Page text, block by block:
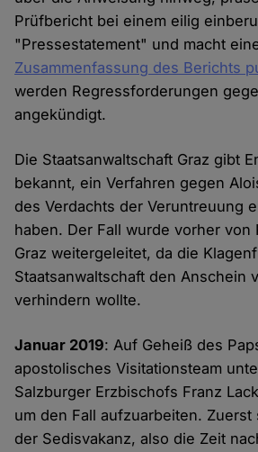
Prüfbericht bei einem eilig
"Pressestatement" und macht
Zusammenfassung des Berichts
werden Regressforderungen
angekündigt.
Die Staatsanwaltschaft Graz gibt
bekannt, ein Verfahren gegen
des Verdachts der Veruntreuung
haben. Der Fall wurde vorher von
Graz weitergeleitet, da die
Staatsanwaltschaft den Anschein
verhindern wollte.
Januar 2019: Auf Geheiß des
apostolisches Visitationsteam
Salzburger Erzbischofs Franz
um den Fall aufzuarbeiten.
der Sedisvakanz, also die Zeit